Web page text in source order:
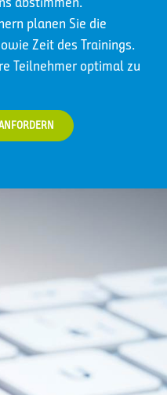
planen Sie die
Zeit des Trainings.
Teilnehmer optimal zu